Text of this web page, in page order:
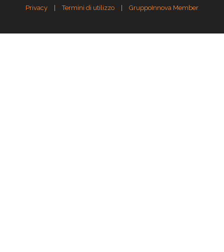
Privacy | Termini di utilizzo | GruppoInnova Member